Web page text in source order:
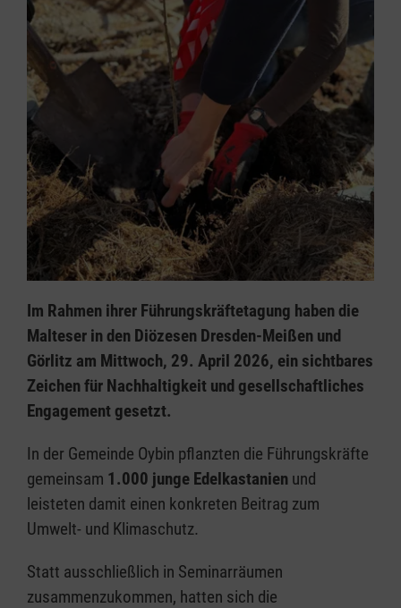
Im Rahmen ihrer Führungskräftetagung haben die
Malteser in den Diözesen Dresden-Meißen und
Görlitz am Mittwoch, 29. April 2026, ein sichtbares
Zeichen für Nachhaltigkeit und gesellschaftliches
Engagement gesetzt.
In der Gemeinde Oybin pflanzten die Führungskräfte
gemeinsam 1.000 junge Edelkastanien und
leisteten damit einen konkreten Beitrag zum
Umwelt- und Klimaschutz.
Statt ausschließlich in Seminarräumen
zusammenzukommen, hatten sich die